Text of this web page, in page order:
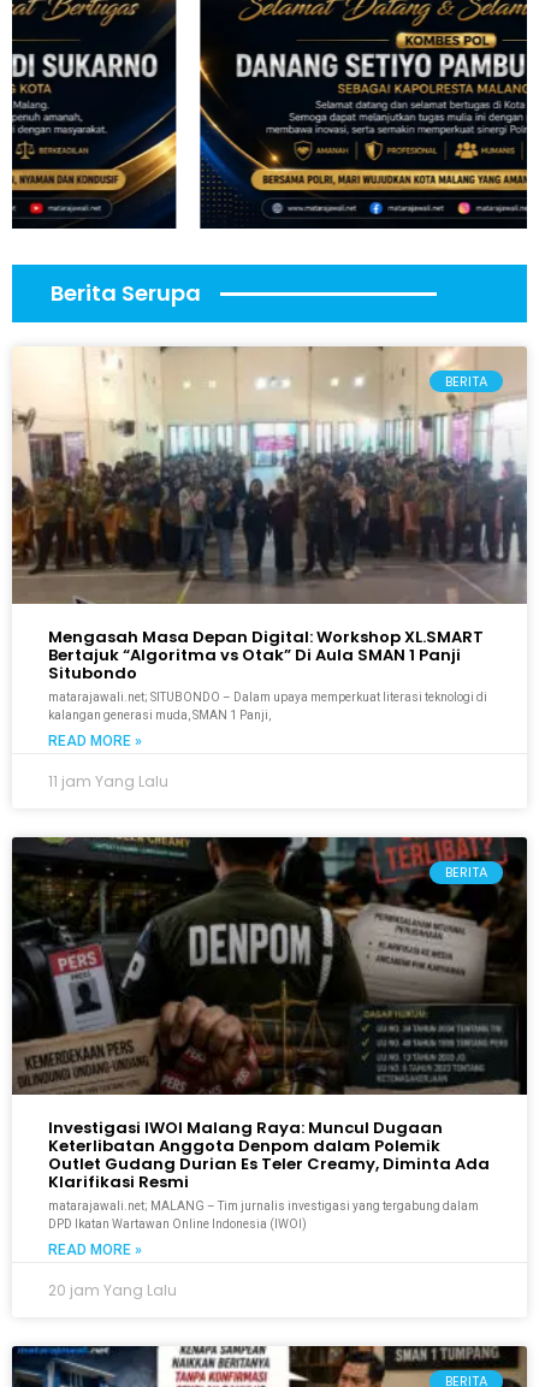
Berita Serupa
BERITA
Mengasah Masa Depan Digital: Workshop XL.SMART
Bertajuk “Algoritma vs Otak” Di Aula SMAN 1 Panji
Situbondo
matarajawali.net; SITUBONDO – Dalam upaya memperkuat literasi teknologi di
kalangan generasi muda, SMAN 1 Panji,
READ MORE »
11 jam Yang Lalu
BERITA
Investigasi IWOI Malang Raya: Muncul Dugaan
Keterlibatan Anggota Denpom dalam Polemik
Outlet Gudang Durian Es Teler Creamy, Diminta Ada
Klarifikasi Resmi
matarajawali.net; MALANG – Tim jurnalis investigasi yang tergabung dalam
DPD Ikatan Wartawan Online Indonesia (IWOI)
READ MORE »
20 jam Yang Lalu
BERITA